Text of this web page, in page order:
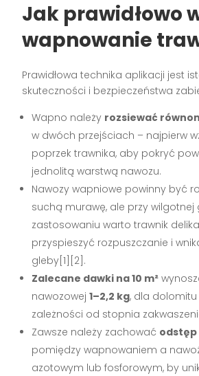
Jak prawidłowo
wapnowanie
Prawidłowa technika aplikacji jest
skuteczności i bezpieczeństwa
Wapno należy rozsiewać
w dwóch przejściach – najpierw
poprzek trawnika, aby pokryć
jednolitą warstwą nawozu.
Nawozy wapniowe powinny być
suchą murawę, ale przy wilgotnej
zastosowaniu warto trawnik
przyspieszyć rozpuszczanie i
gleby[1][2].
Zalecane dawki na 10 m²
nawozowej1–2,2 kg, dla dolomitu
zależności od stopnia
Zawsze należy zachować
pomiędzy wapnowaniem a
azotowym lub fosforowym, by